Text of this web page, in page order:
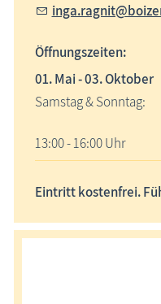
Öffnungszeiten:
01. Mai - 03. Oktober
Samstag & Sonntag:
13:00 - 16:00 Uhr
Eintrittkostenfrei.